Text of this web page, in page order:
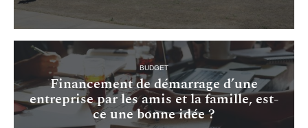
BUDGET
Financement de démarrage d’une
entreprise par les amis et la famille, est-
ce une bonne idée ?